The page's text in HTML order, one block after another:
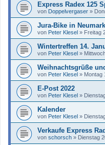
Express Radex 125
von Doppelvergaser »
Jura-Bike in
von Peter Klesel » Freitag
Wintertreffen 14.
von Peter Klesel »
Weihnachtsgrüße
von Peter Klesel » Montag
E-Post 2022
von Peter Klesel »
Kalender
von Peter Klesel »
Verkaufe Express
von schorsch » Dienstag